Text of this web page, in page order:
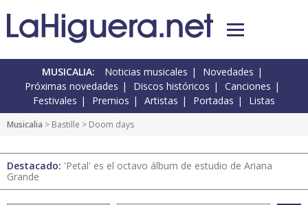
MUSICALIA: Noticias musicales
Novedades
Próximas novedades
Discos históricos
Canciones
Festivales
Premios Artistas Portadas Listas
Musicalia > Bastille > Doom days
Destacado: 'Petal' es el octavo álbum de estudio de Ariana
Grande